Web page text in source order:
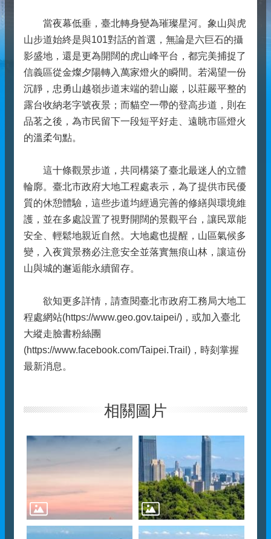
當夜幕低垂，臺北轉身變為璀璨星河。象山與虎
山步道始終是與101對話的首選，無論是六巨石的攝
影盛地，還是更為開闊的虎山峰平台，都完美捕捉了
信義區從金燦夕陽轉入萬家燈火的瞬間。若渴望一份
沉靜，忠勇山越嶺步道末端的碧山巖，以莊嚴平整的
露台收納老字號夜景；而貓空一帶的登高步道，則在
品茗之後，為市民留下一段短平好走、遠眺市區燈火
的溫柔句點。
這十條觀景步道，共同構築了臺北最迷人的立體
輪廓。臺北市政府大地工程處表示，為了提供市民優
質的休憩體驗，這些步道均經過完善的修繕與環境維
護，並在多處設置了視野開闊的景觀平台，讓民眾能
安全、輕鬆地親近自然。大地處也提醒，山區氣候多
變，入夜賞景務必注意安全並落實無痕山林，讓這份
山與城的邂逅能永續留存。
欲知更多詳情，請查閱臺北市政府工務局大地工
程處網站(https://www.geo.gov.taipei/)，或加入臺北
大縱走臉書粉絲團
(https://www.facebook.com/Taipei.Trail)，時刻掌握
最新消息。
相關圖片